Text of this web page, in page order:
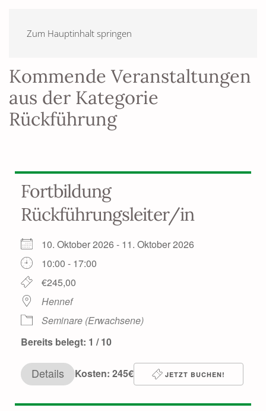
Zum Hauptinhalt springen
Kommende Veranstaltungen
aus der Kategorie
Rückführung
Fortbildung
Rückführungsleiter/in
10. Oktober 2026 - 11. Oktober 2026
10:00 - 17:00
€245,00
Hennef
Seminare (Erwachsene)
Bereits belegt: 1 / 10
Details Kosten: 245€ JETZT BUCHEN!